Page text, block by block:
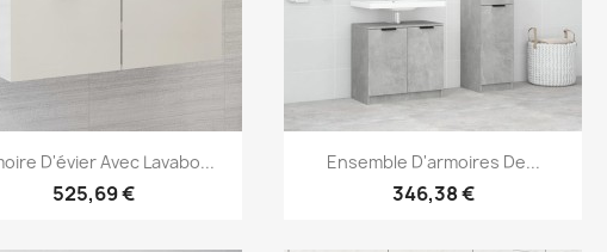
 Aperçu rapide
D'évier Avec Lavabo...
525,69 €
Aperçu rapide
Ensemble D'armoires De...
346,38 €